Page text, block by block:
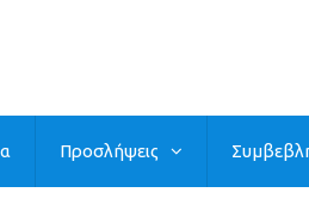
Προσλήψεις